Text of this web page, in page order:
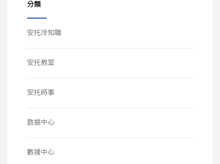
分類
安托冷知職
安托教室
安托時事
数据中心
數據中心